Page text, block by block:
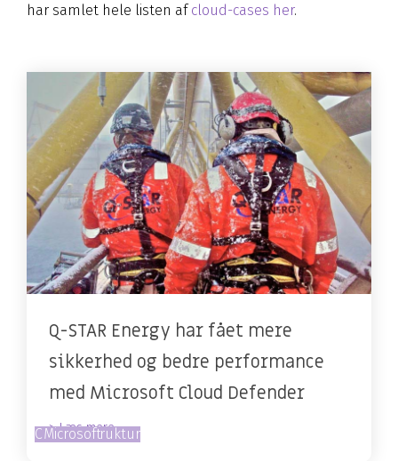
har samlet hele listen afcloud-cases her.
Q-STAR Energy har fået mere
sikkerhed og bedre performance
med Microsoft Cloud Defender
Cloud
IT-infrastruktur
Microsoft
> Læs mere